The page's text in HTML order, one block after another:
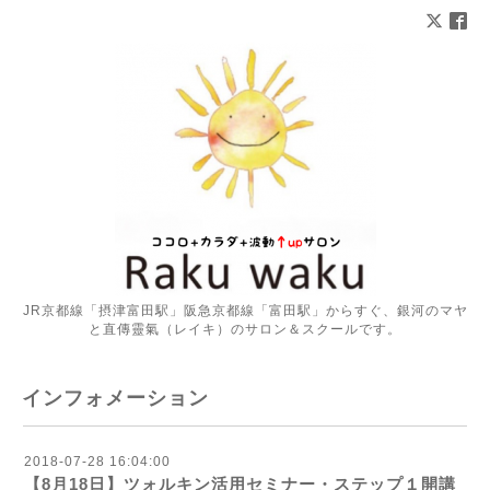
JR京都線「摂津富田駅」阪急京都線「富田駅」からすぐ、銀河のマヤ
と直傳靈氣（レイキ）のサロン＆スクールです。
インフォメーション
2018-07-28 16:04:00
【8月18日】ツォルキン活用セミナー・ステップ１開講